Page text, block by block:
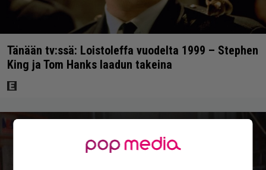
Tänään tv:ssä: Loistoleffa vuodelta 1999 – Stephen
King ja Tom Hanks laadun takeina